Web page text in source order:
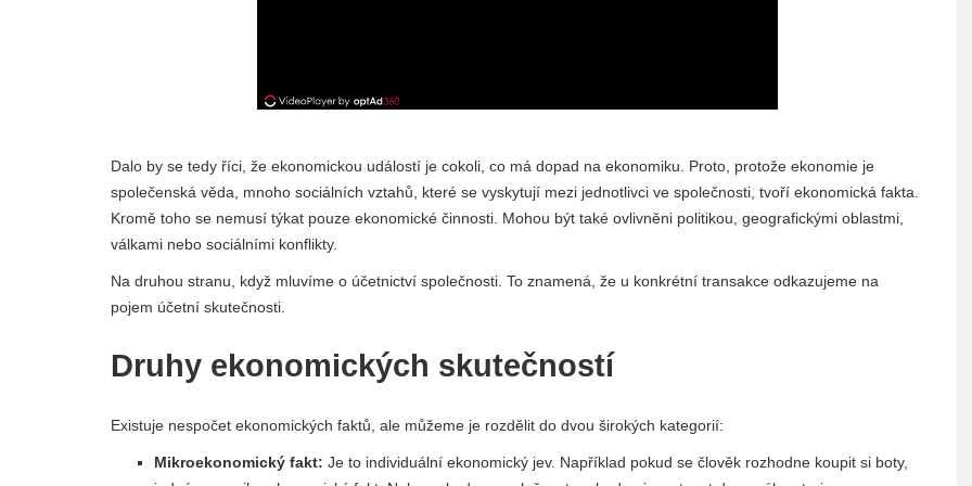
Dalo by se tedy říci, že ekonomickou událostí je cokoli, co má dopad na ekonomiku. Proto, protože ekonomie je
společenská věda, mnoho sociálních vztahů, které se vyskytují mezi jednotlivci ve společnosti, tvoří ekonomická fakta.
Kromě toho se nemusí týkat pouze ekonomické činnosti. Mohou být také ovlivněni politikou, geografickými oblastmi,
válkami nebo sociálními konflikty.
Na druhou stranu, když mluvíme o účetnictví společnosti. To znamená, že u konkrétní transakce odkazujeme na
pojem účetní skutečnosti.
Druhy ekonomických skutečností
Existuje nespočet ekonomických faktů, ale můžeme je rozdělit do dvou širokých kategorií:
Mikroekonomický fakt: Je to individuální ekonomický jev. Například pokud se člověk rozhodne koupit si boty,